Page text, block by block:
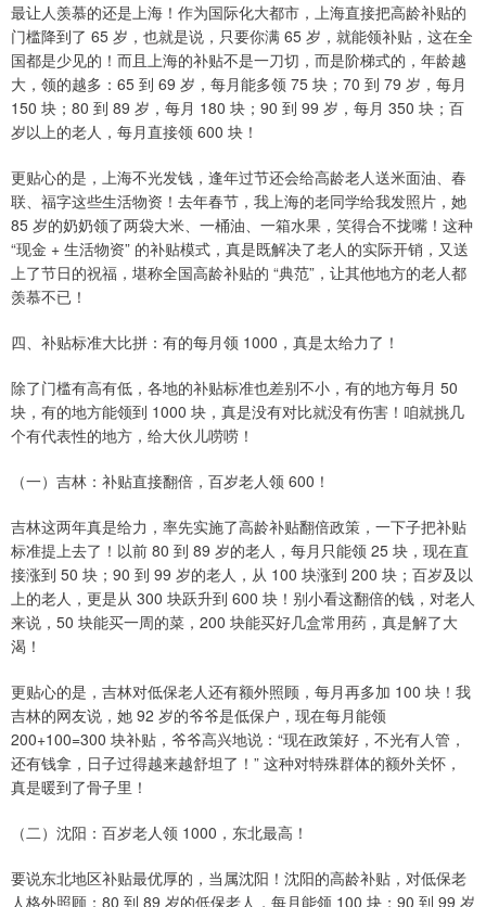
最让人羡慕的还是上海！作为国际化大都市，上海直接把高龄补贴的
门槛降到了 65 岁，也就是说，只要你满 65 岁，就能领补贴，这在全
国都是少见的！而且上海的补贴不是一刀切，而是阶梯式的，年龄越
大，领的越多：65 到 69 岁，每月能多领 75 块；70 到 79 岁，每月
150 块；80 到 89 岁，每月 180 块；90 到 99 岁，每月 350 块；百
岁以上的老人，每月直接领 600 块！
更贴心的是，上海不光发钱，逢年过节还会给高龄老人送米面油、春
联、福字这些生活物资！去年春节，我上海的老同学给我发照片，她
85 岁的奶奶领了两袋大米、一桶油、一箱水果，笑得合不拢嘴！这种
“现金 + 生活物资” 的补贴模式，真是既解决了老人的实际开销，又送
上了节日的祝福，堪称全国高龄补贴的 “典范”，让其他地方的老人都
羡慕不已！
四、补贴标准大比拼：有的每月领 1000，真是太给力了！
除了门槛有高有低，各地的补贴标准也差别不小，有的地方每月 50
块，有的地方能领到 1000 块，真是没有对比就没有伤害！咱就挑几
个有代表性的地方，给大伙儿唠唠！
（一）吉林：补贴直接翻倍，百岁老人领 600！
吉林这两年真是给力，率先实施了高龄补贴翻倍政策，一下子把补贴
标准提上去了！以前 80 到 89 岁的老人，每月只能领 25 块，现在直
接涨到 50 块；90 到 99 岁的老人，从 100 块涨到 200 块；百岁及以
上的老人，更是从 300 块跃升到 600 块！别小看这翻倍的钱，对老人
来说，50 块能买一周的菜，200 块能买好几盒常用药，真是解了大
渴！
更贴心的是，吉林对低保老人还有额外照顾，每月再多加 100 块！我
吉林的网友说，她 92 岁的爷爷是低保户，现在每月能领
200+100=300 块补贴，爷爷高兴地说：“现在政策好，不光有人管，
还有钱拿，日子过得越来越舒坦了！” 这种对特殊群体的额外关怀，
真是暖到了骨子里！
（二）沈阳：百岁老人领 1000，东北最高！
要说东北地区补贴最优厚的，当属沈阳！沈阳的高龄补贴，对低保老
人格外照顾：80 到 89 岁的低保老人，每月能领 100 块；90 到 99 岁